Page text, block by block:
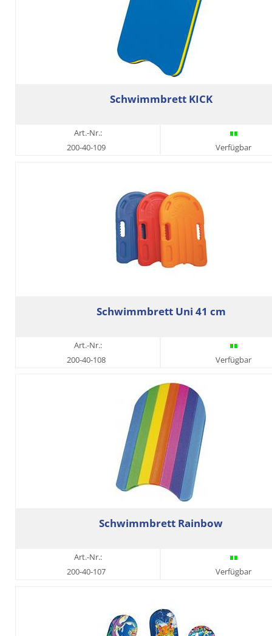
Schwimmbrett KICK
Art.-Nr.:
200-40-109
Verfügbar
Schwimmbrett Uni 41 cm
Art.-Nr.:
200-40-108
Verfügbar
Schwimmbrett Rainbow
Art.-Nr.:
200-40-107
Verfügbar